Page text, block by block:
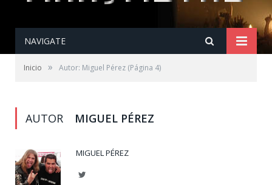
NAVIGATE
Inicio » Autor: Miguel Pérez (Página 4)
AUTOR MIGUEL PÉREZ
MIGUEL PÉREZ
Twitter